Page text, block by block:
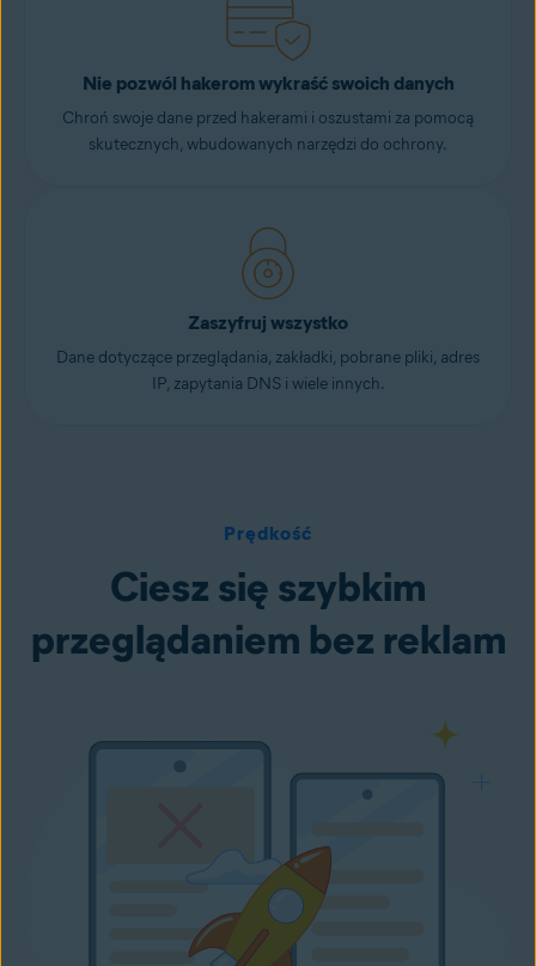
Nie pozwól hakerom wykraść swoich danych
Chroń swoje dane przed hakerami i oszustami za pomocą
skutecznych, wbudowanych narzędzi do ochrony.
Zaszyfruj wszystko
Dane dotyczące przeglądania, zakładki, pobrane pliki, adres
IP, zapytania DNS i wiele innych.
Prędkość
Ciesz się szybkim
przeglądaniem bez reklam